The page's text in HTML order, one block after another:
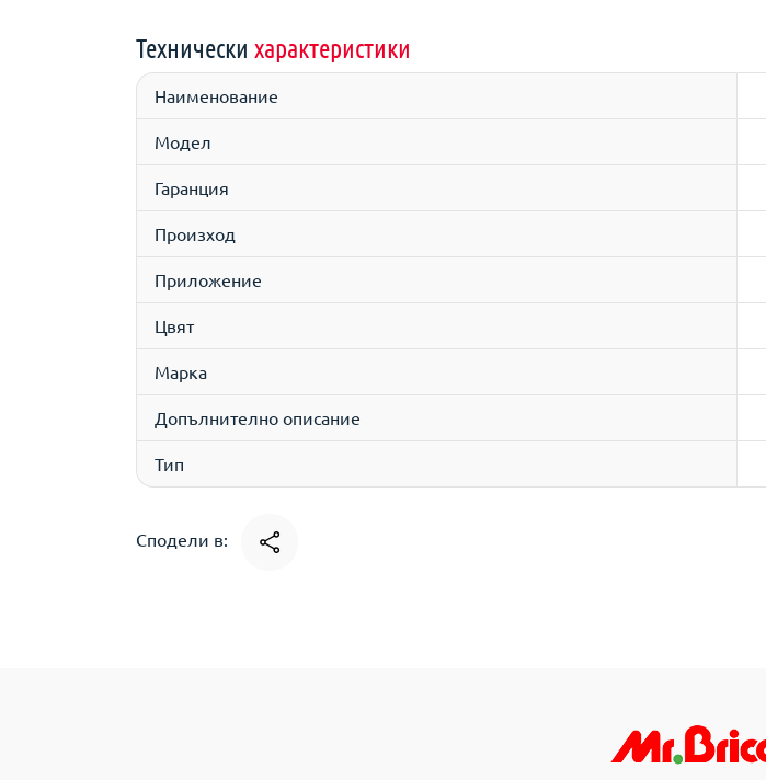
Технически характеристики
Наименование
Модел
Гаранция
Произход
Приложение
Цвят
Марка
Допълнително описание
Тип
Сподели в: